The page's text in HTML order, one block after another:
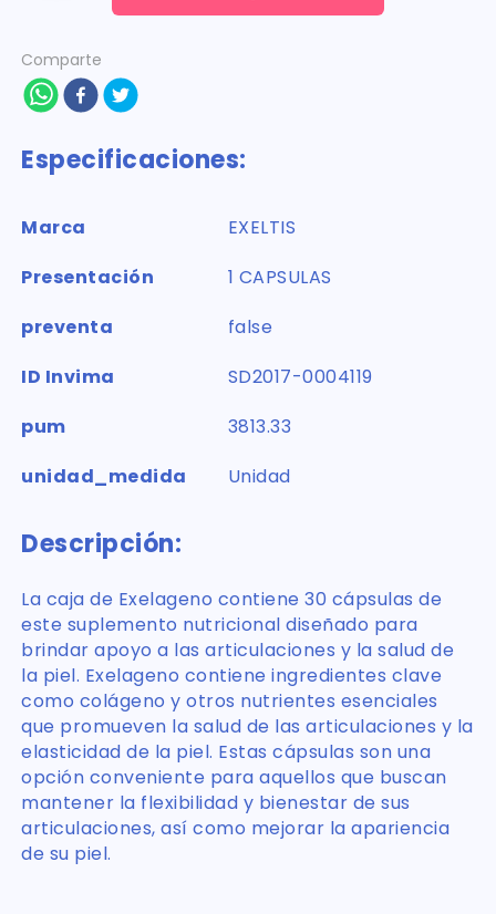
Comparte
Especificaciones:
Marca
EXELTIS
Presentación
1 CAPSULAS
preventa
false
ID Invima
SD2017-0004119
pum
3813.33
unidad_medida
Unidad
Descripción:
La caja de Exelageno contiene 30 cápsulas de
este suplemento nutricional diseñado para
brindar apoyo a las articulaciones y la salud de
la piel. Exelageno contiene ingredientes clave
como colágeno y otros nutrientes esenciales
que promueven la salud de las articulaciones y la
elasticidad de la piel. Estas cápsulas son una
opción conveniente para aquellos que buscan
mantener la flexibilidad y bienestar de sus
articulaciones, así como mejorar la apariencia
de su piel.